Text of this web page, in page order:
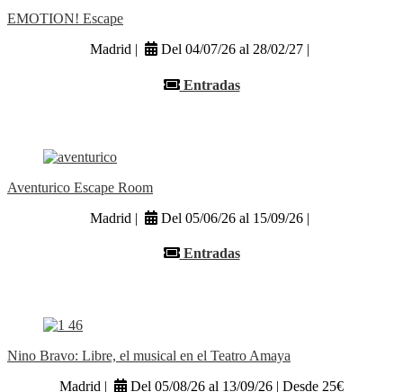
EMOTION! Escape
Madrid |
Del 04/07/26 al 28/02/27 |
Entradas
Aventurico Escape Room
Madrid |
Del 05/06/26 al 15/09/26 |
Entradas
Nino Bravo: Libre, el musical en el Teatro Amaya
Madrid |
Del 05/08/26 al 13/09/26 | Desde 25€